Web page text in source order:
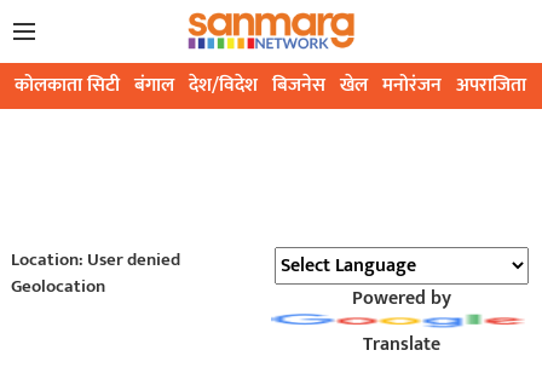
कोलकाता सिटी बंगाल देश/विदेश बिजनेस खेल मनोरंजन अपराजिता
Location: User denied
Geolocation
Powered by
Translate